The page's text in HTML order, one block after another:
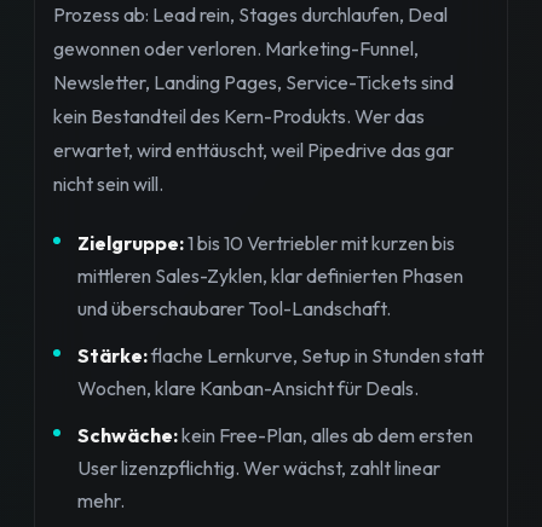
Prozess ab: Lead rein, Stages durchlaufen, Deal
gewonnen oder verloren. Marketing-Funnel,
Newsletter, Landing Pages, Service-Tickets sind
kein Bestandteil des Kern-Produkts. Wer das
erwartet, wird enttäuscht, weil Pipedrive das gar
nicht sein will.
Zielgruppe:1 bis 10 Vertriebler mit kurzen bis
mittleren Sales-Zyklen, klar definierten Phasen
und überschaubarer Tool-Landschaft.
Stärke:flache Lernkurve, Setup in Stunden statt
Wochen, klare Kanban-Ansicht für Deals.
Schwäche:kein Free-Plan, alles ab dem ersten
User lizenzpflichtig. Wer wächst, zahlt linear
mehr.